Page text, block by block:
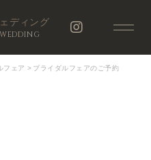
ディング
フェア > ブライダルフェアのご予約